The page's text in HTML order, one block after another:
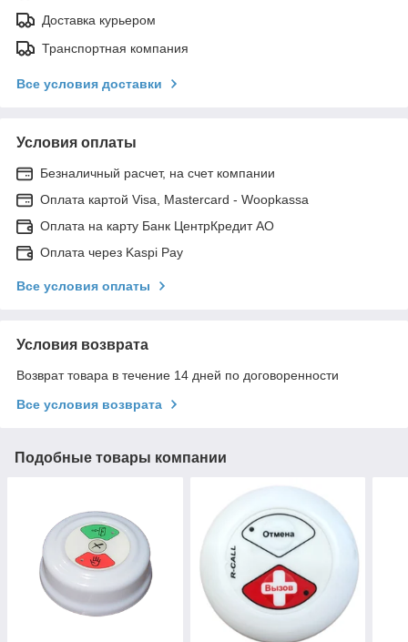
Доставка курьером
Транспортная компания
Все условия доставки
Условия оплаты
Безналичный расчет, на счет компании
Оплата картой Visa, Mastercard - Woopkassa
Оплата на карту Банк ЦентрКредит АО
Оплата через Kaspi Pay
Все условия оплаты
Условия возврата
Возврат товара в течение 14 дней по договоренности
Все условия возврата
Подобные товары компании